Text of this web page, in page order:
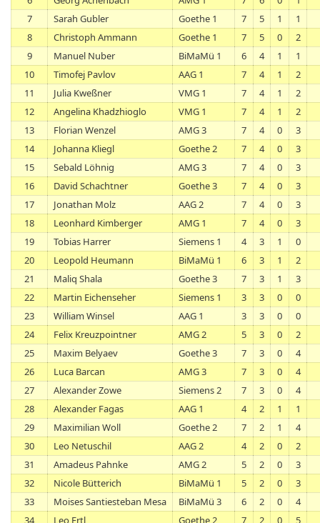
7
Sarah Gubler Goethe 1 7 5 1
1
8
Christoph Ammann Goethe 1 7 5 0
2
9
Manuel Nuber BiMaMü 1 6 4 1
1
10
Timofej Pavlov AAG 1 7 4 1
2
11
Julia Kweßner VMG 1 7 4 1
2
12
Angelina Khadzhioglo VMG 1 7 4 1
2
13
Florian Wenzel AMG 3 7 4 0
3
14
Johanna Kliegl Goethe 2 7 4 0
3
15
Sebald Löhnig AMG 3 7 4 0
3
16
David Schachtner Goethe 3 7 4 0
3
17
Jonathan Molz AAG 2 7 4 0
3
18
Leonhard Kimberger AMG 1 7 4 0
3
19
Tobias Harrer Siemens 1 4 3 1
0
20
Leopold Heumann BiMaMü 1 6 3 1
2
21
Maliq Shala Goethe 3 7 3 1
3
22
Martin Eichenseher Siemens 1 3 3 0
0
23
William Winsel AAG 1 3 3 0
0
24
Felix Kreuzpointner AMG 2 5 3 0
2
25
Maxim Belyaev Goethe 3 7 3 0
4
26
Luca Barcan AMG 3 7 3 0
4
27
Alexander Zowe Siemens 2 7 3 0
4
28
Alexander Fagas AAG 1 4 2 1
1
29
Maximilian Woll Goethe 2 7 2 1
4
30
Leo Netuschil AAG 2 4 2 0
2
31
Amadeus Pahnke AMG 2 5 2 0
3
32
Nicole Bütterich BiMaMü 1 5 2 0
3
33
Moises Santiesteban Mesa BiMaMü 3 6 2 0
4
34
Leo Ertl Goethe 2 7 2 0 5